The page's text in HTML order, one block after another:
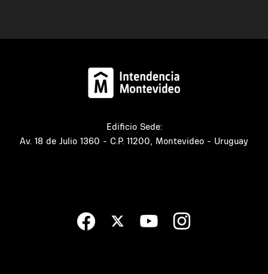
Edificio Sede:
Av. 18 de Julio 1360 - C.P. 11200, Montevideo - Uruguay